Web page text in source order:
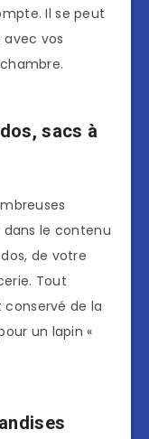
Il se peut
avec vos
sacs à
dans le contenu
de votre
Tout
de la
un lapin «